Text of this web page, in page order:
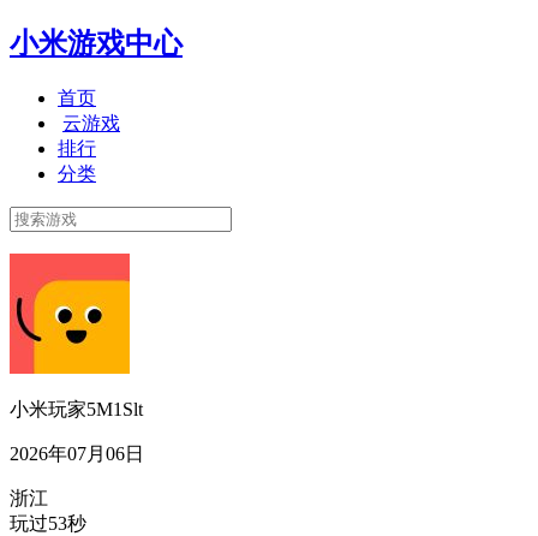
小米游戏中心
首页
云游戏
排行
分类
小米玩家5M1Slt
2026年07月06日
浙江
玩过53秒